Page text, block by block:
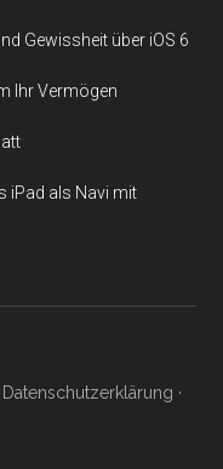
Gewissheit über iOS 6
Ihr Vermögen
iPad als Navi mit
Datenschutzerklärung ·